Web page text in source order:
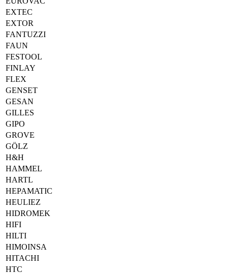
EXTEC
EXTOR
FANTUZZI
FAUN
FESTOOL
FINLAY
FLEX
GENSET
GESAN
GILLES
GIPO
GROVE
GÖLZ
H&H
HAMMEL
HARTL
HEPAMATIC
HEULIEZ
HIDROMEK
HIFI
HILTI
HIMOINSA
HITACHI
HTC